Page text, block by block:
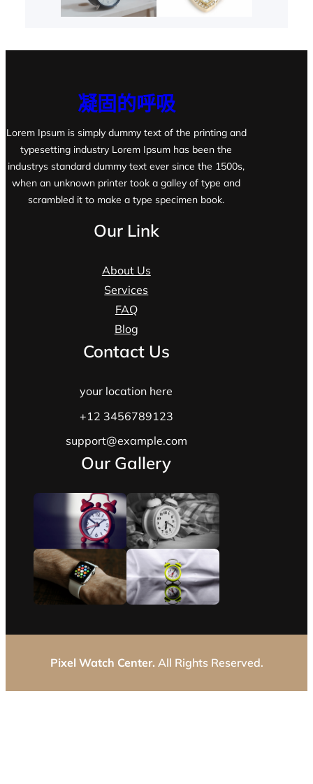
凝固的呼吸
Lorem Ipsum is simply dummy text of the printing and
typesetting industry Lorem Ipsum has been the
industrys standard dummy text ever since the 1500s,
when an unknown printer took a galley of type and
scrambled it to make a type specimen book.
Our Link
About Us
Services
FAQ
Blog
Contact Us
your location here
+12 3456789123
support@example.com
Our Gallery
Pixel Watch Center. All Rights Reserved.